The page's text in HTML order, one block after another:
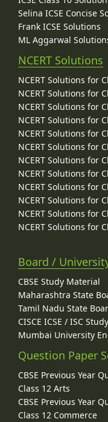
Selina ICSE Concise
Frank ICSE Solutions
ML Aggarwal
NCERT Solutions
NCERT Solutions for
NCERT Solutions for
NCERT Solutions for
NCERT Solutions for
NCERT Solutions for
NCERT Solutions for
NCERT Solutions for
NCERT Solutions for
NCERT Solutions for
NCERT Solutions for
NCERT Solutions for
NCERT Solutions for
Board /
CBSE Study Material
Maharashtra State
Tamil Nadu State
CISCE ICSE / ISC
Mumbai University
Question Paper
CBSE Previous Year
Class 12 Arts
CBSE Previous Year
Class 12 Commerce